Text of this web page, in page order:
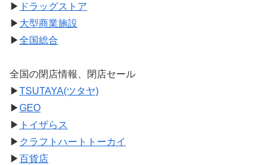
▶ ドラッグストア
▶ 大型商業施設
▶全国総合
全国の閉店情報、閉店セール
▶TSUTAYA(ツタヤ)
▶GEO
▶ トイザらス
▶ クラフトハートトーカイ
▶百貨店